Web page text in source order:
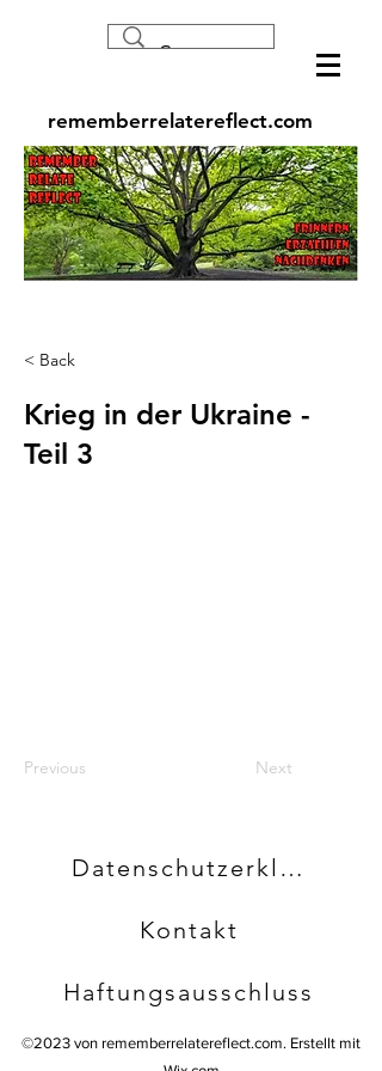
rememberrelatereflect.com
< Back
Krieg in der Ukraine -
Teil 3
Previous Next
Datenschutzerklärung
Kontakt
Haftungsausschluss
©2023 von rememberrelatereflect.com. Erstellt mit